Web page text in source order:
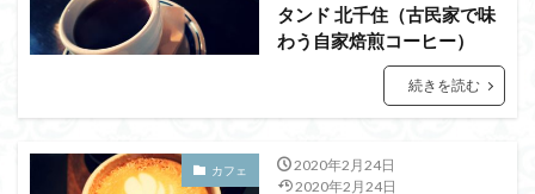
タンド 北千住（古民家で味
わう自家焙煎コーヒー）
続きを読む
カフェ
2020年2月24日
2020年2月24日